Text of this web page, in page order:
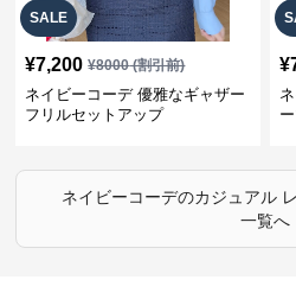
SALE
¥7,200 ¥8000(割引前)
ネイビーコーデ 優雅なギャザー
フリルセットアップ
¥
ネイビーコーデのカジュアル
一覧へ